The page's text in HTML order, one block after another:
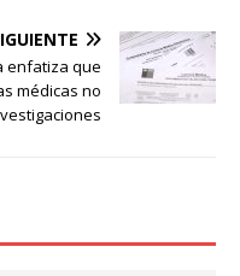
enfatiza que
médicas no